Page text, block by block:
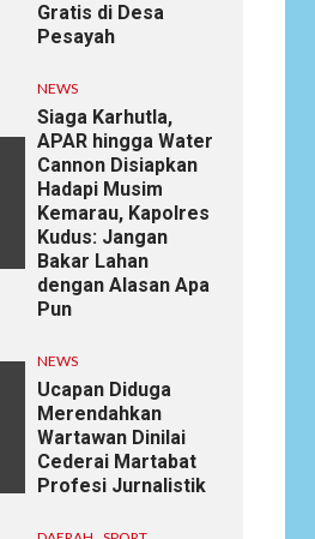
Gratis di Desa
Pesayah
NEWS
Siaga Karhutla,
APAR hingga Water
Cannon Disiapkan
Hadapi Musim
Kemarau, Kapolres
Kudus: Jangan
Bakar Lahan
dengan Alasan Apa
Pun
NEWS
Ucapan Diduga
Merendahkan
Wartawan Dinilai
Cederai Martabat
Profesi Jurnalistik